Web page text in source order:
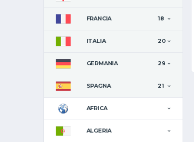
FRANCIA 18
ITALIA 20
GERMANIA 29
SPAGNA 21
AFRICA
ALGERIA